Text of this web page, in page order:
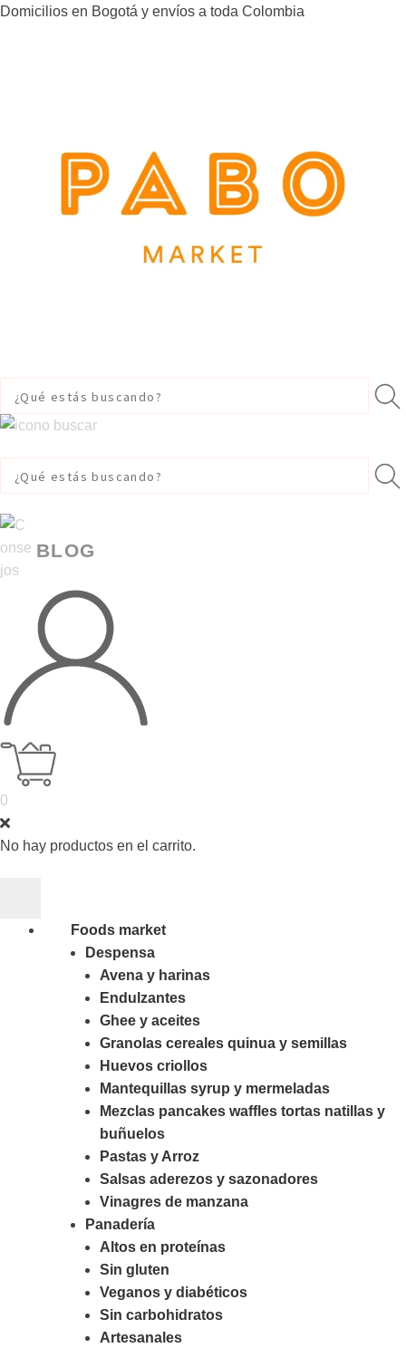
Domicilios en Bogotá y envíos a toda Colombia
BLOG
0
No hay productos en el carrito.
Foods market
Despensa
Avena y harinas
Endulzantes
Ghee y aceites
Granolas cereales quinua y semillas
Huevos criollos
Mantequillas syrup y mermeladas
Mezclas pancakes waffles tortas natillas y
buñuelos
Pastas y Arroz
Salsas aderezos y sazonadores
Vinagres de manzana
Panadería
Altos en proteínas
Sin gluten
Veganos y diabéticos
Sin carbohidratos
Artesanales